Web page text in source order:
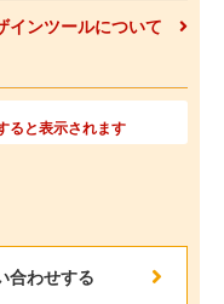
インツールについて
ると表示されます
合わせする